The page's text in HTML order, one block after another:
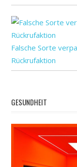
Falsche Sorte
Rückrufaktion
GESUNDHEIT